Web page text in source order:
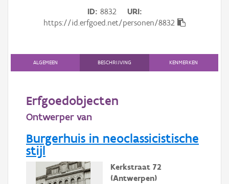
Downloads
Hergebruik
Aanmelden
ID 8832
URI
https://id.erfgoed.net/personen/8832
ALGEMEEN BESCHRIJVING KENMERKEN
Erfgoedobjecten
Ontwerper van
Burgerhuis in neoclassicistische
stijl
Kerkstraat 72
(Antwerpen)